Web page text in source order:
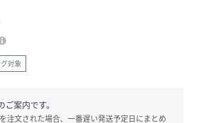
対象
案内です。
注文された場合、一番遅い発送予定日にまとめ